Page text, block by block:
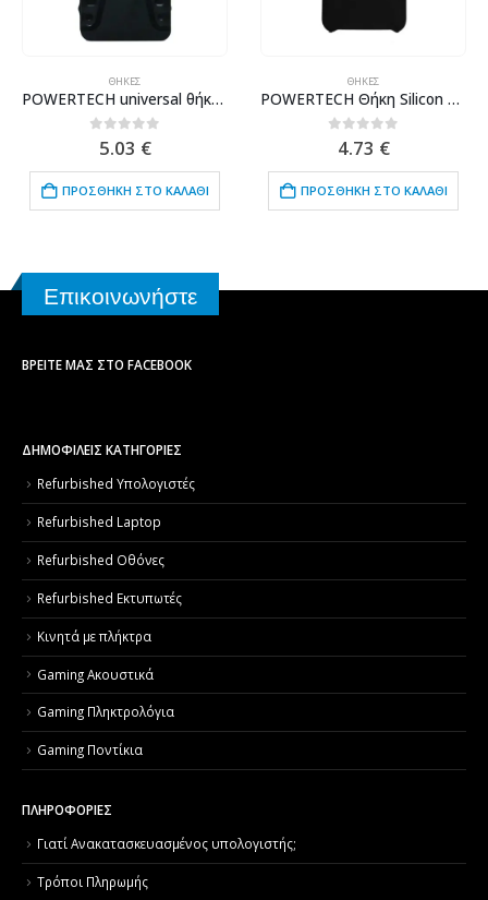
ΘΉΚΕΣ
POWERTECH universal θήκη κινητού με ring PT-531, έως 8.5 x 16cm, μαύρη
out of 5
5.03 €
ΠΡΟΣΘΉΚΗ ΣΤΟ ΚΑΛΆΘΙ
ΘΉΚΕΣ
POWERTECH Θήκη Silicon Velvet για Samsung Galaxy J4 2018, μαύρη
out of 5
4.73 €
ΠΡΟΣΘΉΚΗ ΣΤΟ ΚΑΛΆΘΙ
Επικοινωνήστε
ΒΡΕΊΤΕ ΜΑΣ ΣΤΟ FACEBOOK
ΔΗΜΟΦΙΛΕΙΣ ΚΑΤΗΓΟΡΙΕΣ
Refurbished Υπολογιστές
Refurbished Laptop
Refurbished Οθόνες
Refurbished Εκτυπωτές
Κινητά με πλήκτρα
Gaming Ακουστικά
Gaming Πληκτρολόγια
Gaming Ποντίκια
ΠΛΗΡΟΦΟΡΙΕΣ
Γιατί Aνακατασκευασμένος υπολογιστής;
Τρόποι Πληρωμής